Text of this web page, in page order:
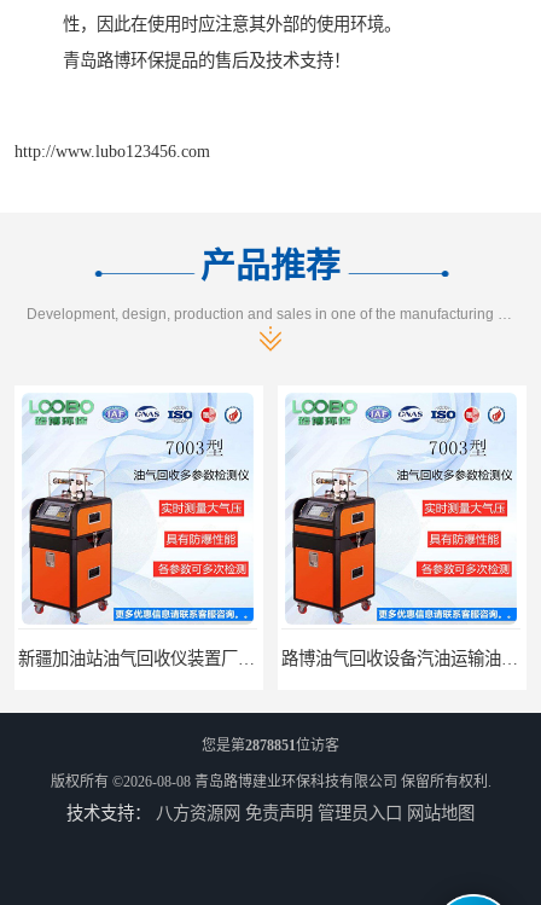
性，因此在使用时应注意其外部的使用环境。
青岛路博环保提品的售后及技术支持！
http://www.lubo123456.com
产品推荐
您是第2878851位访客
版权所有 ©2026-08-08 青岛路博建业环保科技有限公司 保留所有权利.
技术支持： 八方资源网 免责声明 管理员入口 网站地图